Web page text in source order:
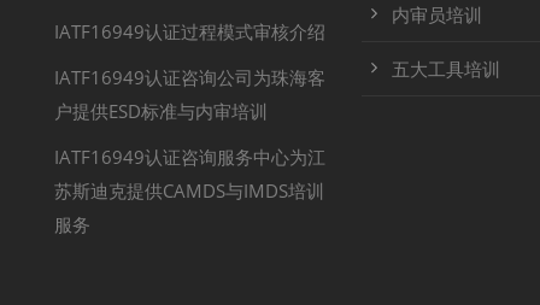
IATF16949认证过程模式审核介绍
IATF16949认证咨询公司为珠海客
户提供ESD标准与内审培训
IATF16949认证咨询服务中心为江
苏斯迪克提供CAMDS与IMDS培训
服务
内审员培训
五大工具培训